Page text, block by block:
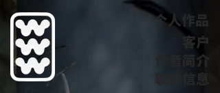
个人作品
客户
作者简介
联络信息